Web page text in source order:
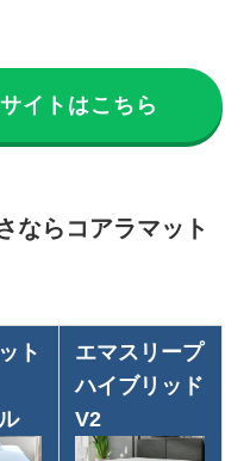
イトはこちら
ならコアラマット
ト
エマスリープ
ハイブリッド
V2